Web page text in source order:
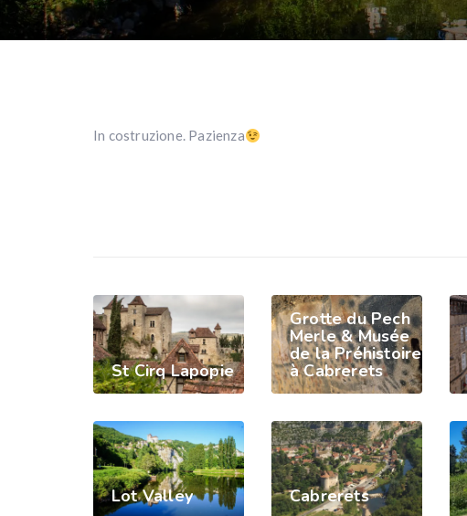
In costruzione. Pazienza
St Cirq Lapopie
Grotte du Pech
Merle & Musée
de la Préhistoire
à Cabrerets
Lot Valley Cabrerets